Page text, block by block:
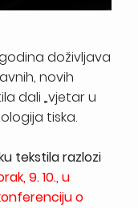
doživljava
novih
dali „vjetar u
tiska.
tekstila razlozi
9. 10., u
o